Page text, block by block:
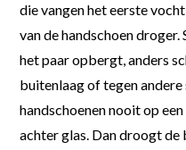
die vangen het eerste
van de handschoen droger.
het paar opbergt, anders
buitenlaag of tegen andere
handschoenen nooit op
achter glas. Dan droogt